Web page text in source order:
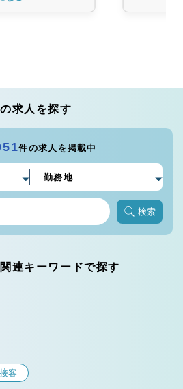
求人を探す
件の求人を掲載中
検索
連キーワードで探す
客